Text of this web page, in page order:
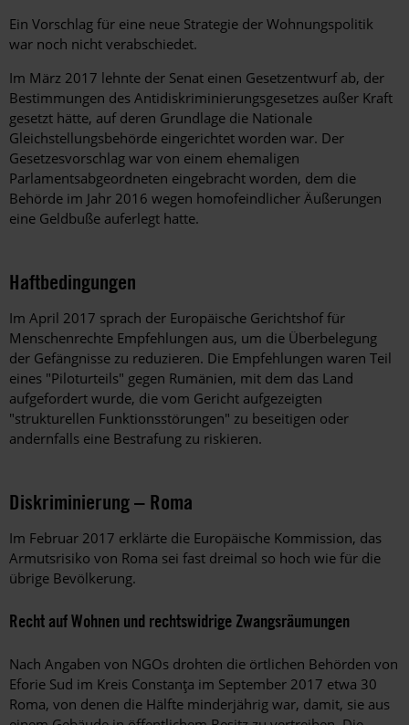
Ein Vorschlag für eine neue Strategie der Wohnungspolitik
war noch nicht verabschiedet.
Im März 2017 lehnte der Senat einen Gesetzentwurf ab, der
Bestimmungen des Antidiskriminierungsgesetzes außer Kraft
gesetzt hätte, auf deren Grundlage die Nationale
Gleichstellungsbehörde eingerichtet worden war. Der
Gesetzesvorschlag war von einem ehemaligen
Parlamentsabgeordneten eingebracht worden, dem die
Behörde im Jahr 2016 wegen homofeindlicher Äußerungen
eine Geldbuße auferlegt hatte.
Haftbedingungen
Im April 2017 sprach der Europäische Gerichtshof für
Menschenrechte Empfehlungen aus, um die Überbelegung
der Gefängnisse zu reduzieren. Die Empfehlungen waren Teil
eines "Piloturteils" gegen Rumänien, mit dem das Land
aufgefordert wurde, die vom Gericht aufgezeigten
"strukturellen Funktionsstörungen" zu beseitigen oder
andernfalls eine Bestrafung zu riskieren.
Diskriminierung – Roma
Im Februar 2017 erklärte die Europäische Kommission, das
Armutsrisiko von Roma sei fast dreimal so hoch wie für die
übrige Bevölkerung.
Recht auf Wohnen und rechtswidrige Zwangsräumungen
Nach Angaben von NGOs drohten die örtlichen Behörden von
Eforie Sud im Kreis Constanţa im September 2017 etwa 30
Roma, von denen die Hälfte minderjährig war, damit, sie aus